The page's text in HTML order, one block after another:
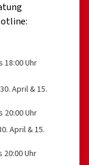
18:00 Uhr
April & 15.
20:00 Uhr
April & 15.
Uhr